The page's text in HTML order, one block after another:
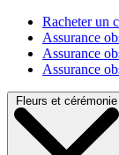
Racheter un
Assurance
Assurance
Assurance
Fleurs et cérémonie